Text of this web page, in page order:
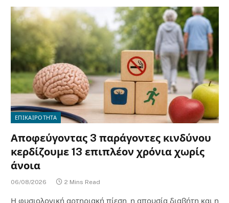
ΕΠΙΚΑΙΡΟΤΗΤΑ
Αποφεύγοντας 3 παράγοντες κινδύνου
κερδίζουμε 13 επιπλέον χρόνια χωρίς
άνοια
06/08/2026 2 Mins Read
Η φυσιολογική αρτηριακή πίεση, η απουσία διαβήτη και η